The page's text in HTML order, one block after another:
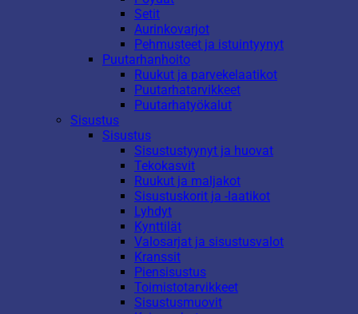
Setit
Aurinkovarjot
Pehmusteet ja istuintyynyt
Puutarhanhoito
Ruukut ja parvekelaatikot
Puutarhatarvikkeet
Puutarhatyökalut
Sisustus
Sisustus
Sisustustyynyt ja huovat
Tekokasvit
Ruukut ja maljakot
Sisustuskorit ja -laatikot
Lyhdyt
Kynttilät
Valosarjat ja sisustusvalot
Kranssit
Piensisustus
Toimistotarvikkeet
Sisustusmuovit